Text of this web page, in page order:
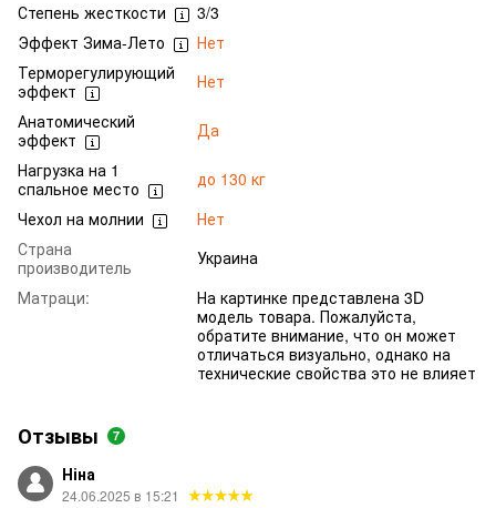
Степень жесткости
3/3
Эффект Зима-Лето
Нет
Терморегулирующий
эффект
Нет
Анатомический
эффект
Да
Нагрузка на 1
спальное место
до 130 кг
Чехол на молнии
Нет
Страна
производитель
Украина
Матраци:
На картинке представлена 3D
модель товара. Пожалуйста,
обратите внимание, что он может
отличаться визуально, однако на
технические свойства это не влияет
Отзывы 7
Ніна
24.06.2025 в 15:21